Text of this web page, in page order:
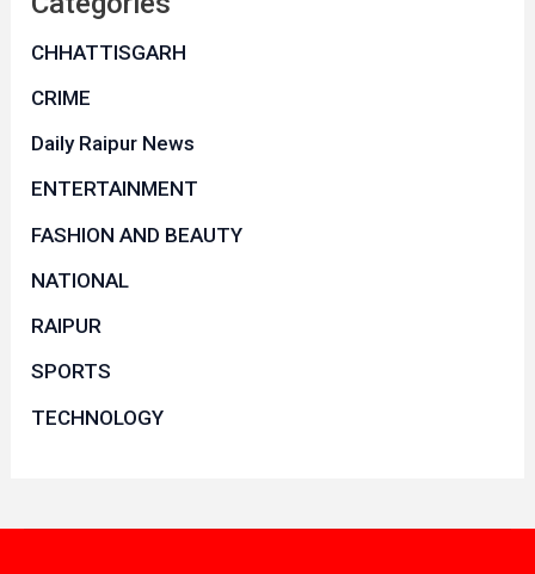
CHHATTISGARH
CRIME
Daily Raipur News
ENTERTAINMENT
FASHION AND BEAUTY
NATIONAL
RAIPUR
SPORTS
TECHNOLOGY